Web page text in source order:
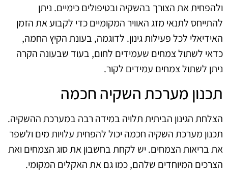
ולהפחית את הצורך בהשקיה ובטיפולים כימיים. ניתן
להתייחס לתנאי מזג האוויר המקומיים כדי לקבוע את הזמן
האידיאלי לכל פעילות גינון. לדוגמה, בעונת הקיץ החמה,
כדאי לשתול צמחים שעמידים לחום, בעוד שבעונה הקרה
ניתן לשתול צמחים עמידים לקור.
תכנון מערכת השקיה חכמה
הצלחת הגינון הביתית תלויה במידה רבה במערכת ההשקיה.
תכנון מערכת השקיה חכמה יכול להפחית עלויות מים ולשפר
את בריאות הצמחים. יש לקחת בחשבון את סוג הצמחים ואת
הצרכים המיוחדים שלהם, כמו גם את האקלים המקומי.